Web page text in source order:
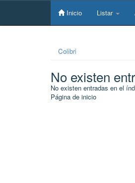
Skip
Inicio Listar
Colibri
No existen
No existen entradas en el
Página de inicio